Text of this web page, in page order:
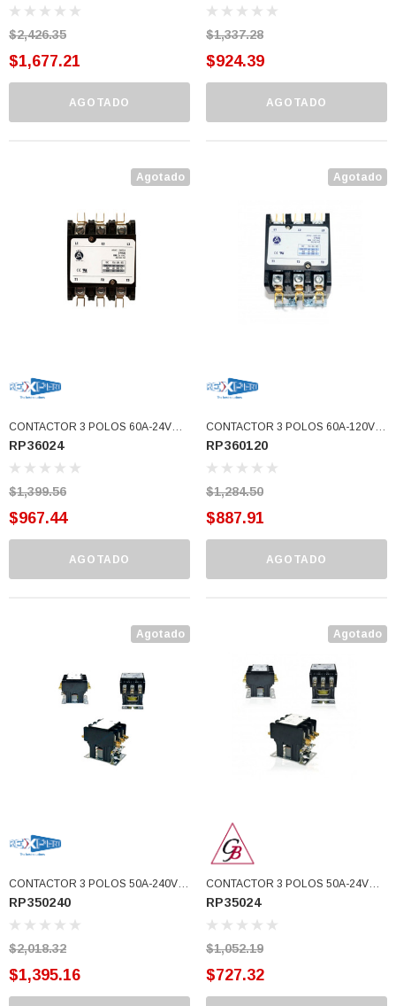
BALERO 6006 ORIG SELLO NEOPRENO
$46.62
$30.68
AGREGAR AL CARRITO
$2,426.35
$1,677.21
AGOTADO
$1,337.28
$924.39
AGOTADO
Agotado
CONTACTOR 3 POLOS 60A-24V
APAC (RP36024)
RP36024
$1,399.56
$967.44
AGOTADO
Agotado
CONTACTOR 3 POLOS 60A-120V
APAC (RP360120)
RP360120
$1,284.50
$887.91
AGOTADO
Agotado
CONTACTOR 3 POLOS 50A-240V
APAC (RP350240)
RP350240
$2,018.32
$1,395.16
Agotado
CONTACTOR 3 POLOS 50A-24V
APAC (RP35024)
RP35024
$1,052.19
$727.32